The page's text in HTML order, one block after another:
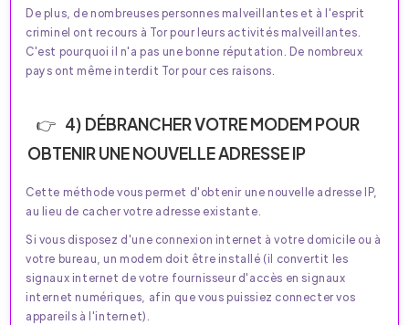
De plus, de nombreuses personnes malveillantes et à l'esprit
criminel ont recours à Tor pour leurs activités malveillantes.
C'est pourquoi il n'a pas une bonne réputation. De nombreux
pays ont même interdit Tor pour ces raisons.
4) DÉBRANCHER VOTRE MODEM POUR
OBTENIR UNE NOUVELLE ADRESSE IP
Cette méthode vous permet d'obtenir une nouvelle adresse IP,
au lieu de cacher votre adresse existante.
Si vous disposez d'une connexion internet à votre domicile ou à
votre bureau, un modem doit être installé (il convertit les
signaux internet de votre fournisseur d'accès en signaux
internet numériques, afin que vous puissiez connecter vos
appareils à l'internet).